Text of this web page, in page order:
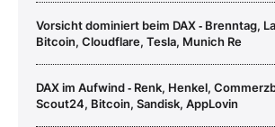
Vorsicht dominiert beim DAX ‑ Brenntag,
Bitcoin, Cloudflare, Tesla, Munich Re
DAX im Aufwind ‑ Renk, Henkel,
Scout24, Bitcoin, Sandisk, AppLovin